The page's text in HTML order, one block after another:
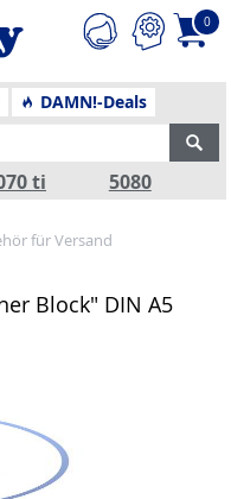
0
DAMN!-Deals
ti 5080
für Versand
Block" DIN A5